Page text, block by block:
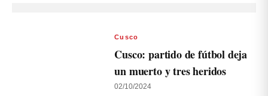
Cusco
Cusco: partido de fútbol deja
un muerto y tres heridos
02/10/2024